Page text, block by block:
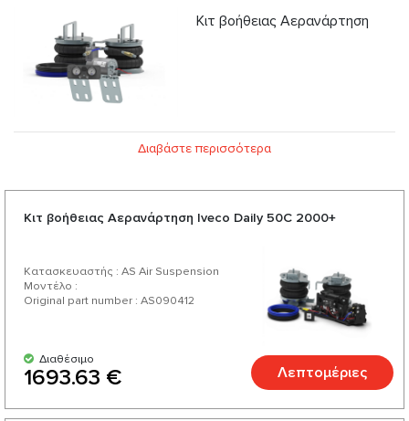
Κιτ βοήθειας Αερανάρτηση
Διαβάστε περισσότερα
Κιτ βοήθειας Αερανάρτηση Iveco Daily 50C 2000+
Κατασκευαστής : AS Air Suspension
Μοντέλο :
Original part number : AS090412
Διαθέσιμο
1693.63 € Λεπτομέριες